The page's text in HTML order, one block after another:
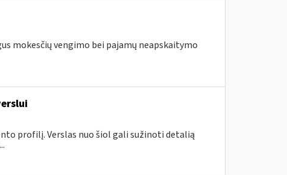
mokesčių vengimo bei pajamų neapskaitymo
profilį. Verslas nuo šiol gali sužinoti detalią